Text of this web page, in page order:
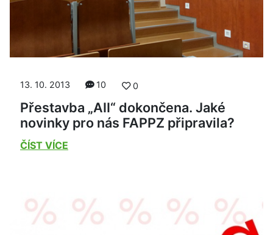
13. 10. 2013 10 0
Přestavba „AII“ dokončena. Jaké
novinky pro nás FAPPZ připravila?
ČÍST VÍCE